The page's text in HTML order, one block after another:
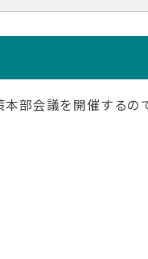
部会議を開催するの